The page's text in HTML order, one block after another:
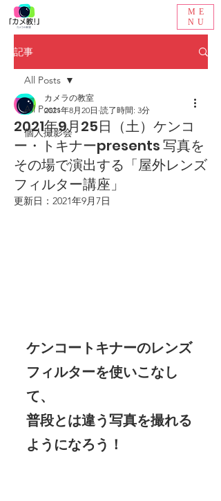
ME
NU
記事
All Posts
個人撮影会
All Posts
2021年9月25日（土）ケンコ
ー・トキナーpresents 写真を
その場で演出する「屋外レンズ
フィルター講座」
カメラの教室
2021年8月20日 読了時間: 3分
更新日： 2021年9月7日
ケンコートキナーのレンズ
フィルターを使いこなし
て、
普段とは違う写真を撮れる
ようになろう！